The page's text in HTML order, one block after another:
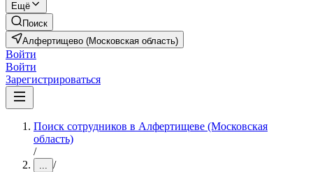
Ещё
Поиск
Алфертищево (Московская область)
Войти
Войти
Зарегистрироваться
Поиск сотрудников в Алфертищеве (Московская
область)
/
... /